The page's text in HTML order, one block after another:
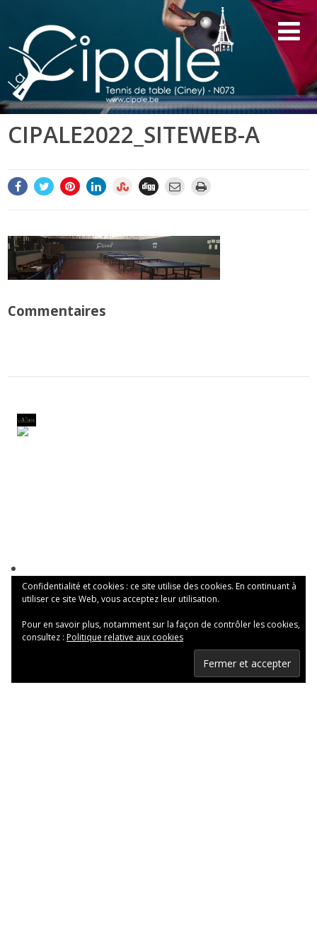
CIPALE2022_SITEWEB-A
Commentaires
Confidentialité et cookies : ce site utilise des cookies. En continuant à
utiliser ce site Web, vous acceptez leur utilisation.
Pour en savoir plus, notamment sur la façon de contrôler les cookies,
consultez : Politique relative aux cookies